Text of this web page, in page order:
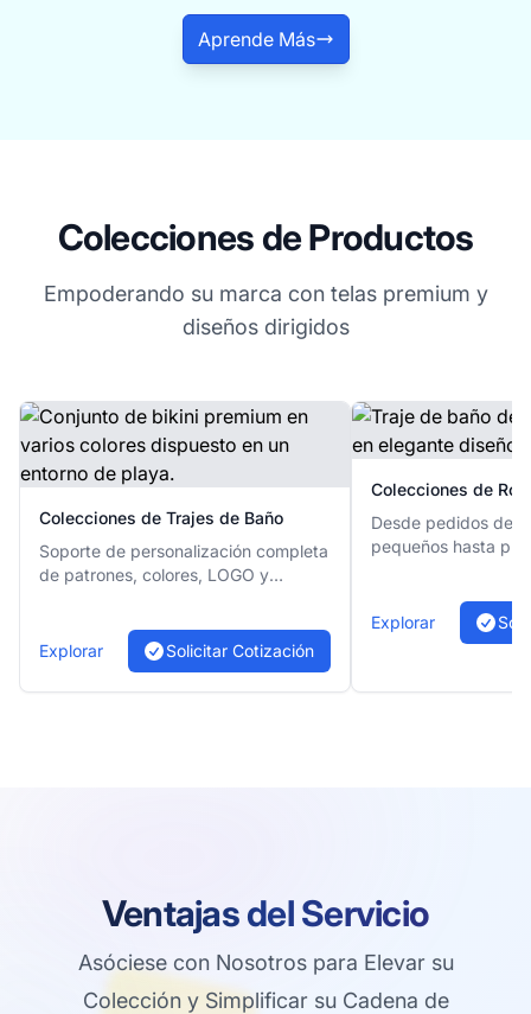
Aprende Más
Colecciones de Productos
Empoderando su marca con telas premium y
diseños dirigidos
Colecciones de Trajes de Baño
Soporte de personalización completa
de patrones, colores, LOGO y
Explorar
Solicitar Cotización
Colecciones de
Desde pedidos de
pequeños hasta
Explorar
Ventajas del Servicio
Asóciese con Nosotros para Elevar su
Colección y Simplificar su Cadena de